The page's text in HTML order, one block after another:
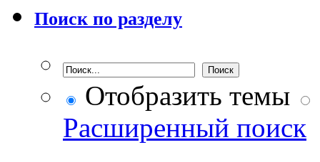
Поиск по разделу
Отобразить темы
Расширенный поиск